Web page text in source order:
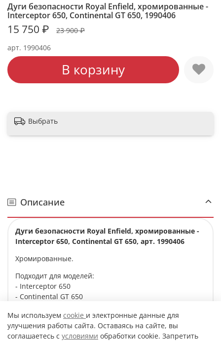
арт. 1990406
Дуги безопасности Royal Enfield, хромированные -
Interceptor 650, Continental GT 650, 1990406
15 750 ₽ 23 900 ₽
В корзину
Выбрать
Описание
Дуги безопасности Royal Enfield, хромированные -
Interceptor 650, Continental GT 650, арт. 1990406
Хромированные.
Подходит для моделей:
- Interceptor 650
- Continental GT 650
Характеристики
Мы используем cookie и электронные данные для
улучшения работы сайта. Оставаясь на сайте, вы
соглашаетесь с условиями обработки cookie. Запретить